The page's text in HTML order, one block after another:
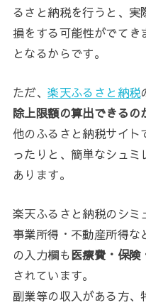
るさと納税を行うと、
損をする可能性がでてき
となるからです。
ただ、楽天ふるさと納税
除上限額の算出できるの
他のふるさと納税サイト
ったりと、簡単なシュ
あります。
楽天ふるさと納税のシミ
事業所得・不動産所得
の入力欄も医療費・保険
されています。
副業等の収入がある方